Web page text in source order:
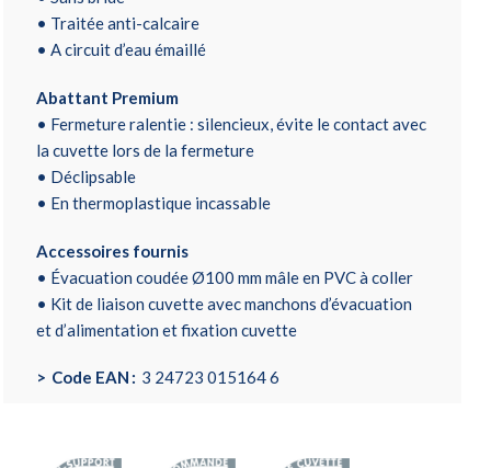
• Traitée anti-calcaire
• A circuit d’eau émaillé
Abattant Premium
• Fermeture ralentie : silencieux, évite le contact avec
la cuvette lors de la fermeture
• Déclipsable
• En thermoplastique incassable
Accessoires fournis
• Évacuation coudée Ø100 mm mâle en PVC à coller
• Kit de liaison cuvette avec manchons d’évacuation
et d’alimentation et fixation cuvette
Code EAN 3 24723 015164 6